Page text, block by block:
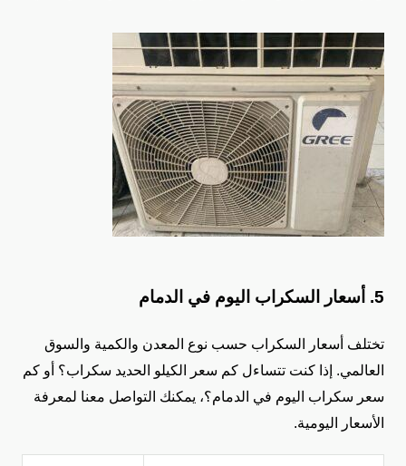
5. أسعار السكراب اليوم في الدمام
تختلف أسعار السكراب حسب نوع المعدن والكمية والسوق
العالمي. إذا كنت تتساءل كم سعر الكيلو الحديد سكراب؟ أو كم
سعر سكراب اليوم في الدمام؟، يمكنك التواصل معنا لمعرفة
الأسعار اليومية.